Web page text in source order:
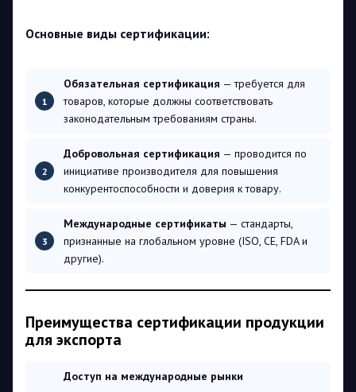
Основные виды сертификации:
Обязательная сертификация — требуется для
товаров, которые должны соответствовать
законодательным требованиям страны.
Добровольная сертификация — проводится по
инициативе производителя для повышения
конкурентоспособности и доверия к товару.
Международные сертификаты — стандарты,
признанные на глобальном уровне (ISO, CE, FDA и
другие).
Преимущества сертификации продукции
для экспорта
Доступ на международные рынки